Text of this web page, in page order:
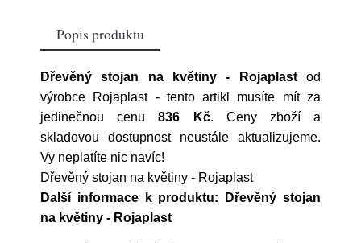
Popis produktu
Dřevěný stojan na květiny - Rojaplastod
výrobce
Rojaplast- tento artikl musíte mít za
jedinečnou cenu836 Kč. Ceny zboží a
skladovou dostupnost neustále aktualizujeme.
Vy neplatíte nic navíc!
Dřevěný stojan na květiny - Rojaplast
Další informace k produktu: Dřevěný stojan
na květiny - Rojaplast